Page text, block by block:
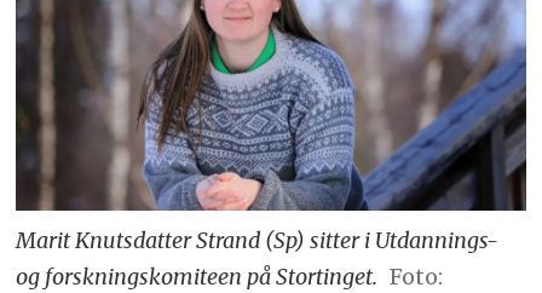
Marit Knutsdatter Strand (Sp) sitter i Utdannings-
og forskningskomiteen på Stortinget. Foto: